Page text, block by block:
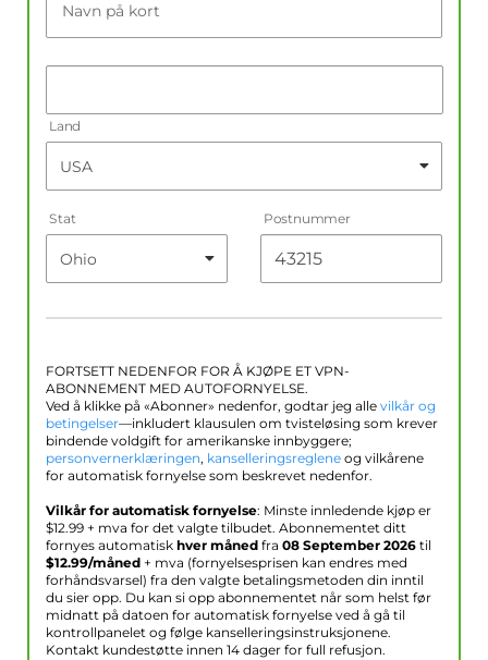
Navn på kort
Land
Stat Postnummer
FORTSETT NEDENFOR FOR Å KJØPE ET VPN-
ABONNEMENT MED AUTOFORNYELSE.
Ved å klikke på «Abonner» nedenfor, godtar jeg alle vilkår og
betingelser—inkludert klausulen om tvisteløsing som krever
bindende voldgift for amerikanske innbyggere;
personvernerklæringen, kanselleringsreglene og vilkårene
for automatisk fornyelse som beskrevet nedenfor.
Vilkår for automatisk fornyelse: Minste innledende kjøp er
$12.99 + mva for det valgte tilbudet. Abonnementet ditt
fornyes automatisk hver måned fra 08 September 2026 til
$12.99/måned + mva (fornyelsesprisen kan endres med
forhåndsvarsel) fra den valgte betalingsmetoden din inntil
du sier opp. Du kan si opp abonnementet når som helst før
midnatt på datoen for automatisk fornyelse ved å gå til
kontrollpanelet og følge kanselleringsinstruksjonene.
Kontakt kundestøtte innen 14 dager for full refusjon.